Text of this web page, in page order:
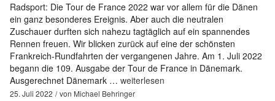
Radsport: Die Tour de France 2022 war vor allem für die Dänen
ein ganz besonderes Ereignis. Aber auch die neutralen
Zuschauer durften sich nahezu tagtäglich auf ein spannendes
Rennen freuen. Wir blicken zurück auf eine der schönsten
Frankreich-Rundfahrten der vergangenen Jahre. Am 1. Juli 2022
begann die 109. Ausgabe der Tour de France in Dänemark.
Ausgerechnet Dänemark … weiterlesen
25. Juli 2022 von Michael Behringer